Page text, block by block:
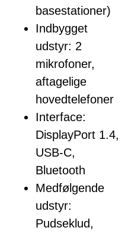
basestationer)
Indbygget
udstyr: 2
mikrofoner,
aftagelige
hovedtelefoner
Interface:
DisplayPort 1.4,
USB-C,
Bluetooth
Medfølgende
udstyr:
Pudseklud,